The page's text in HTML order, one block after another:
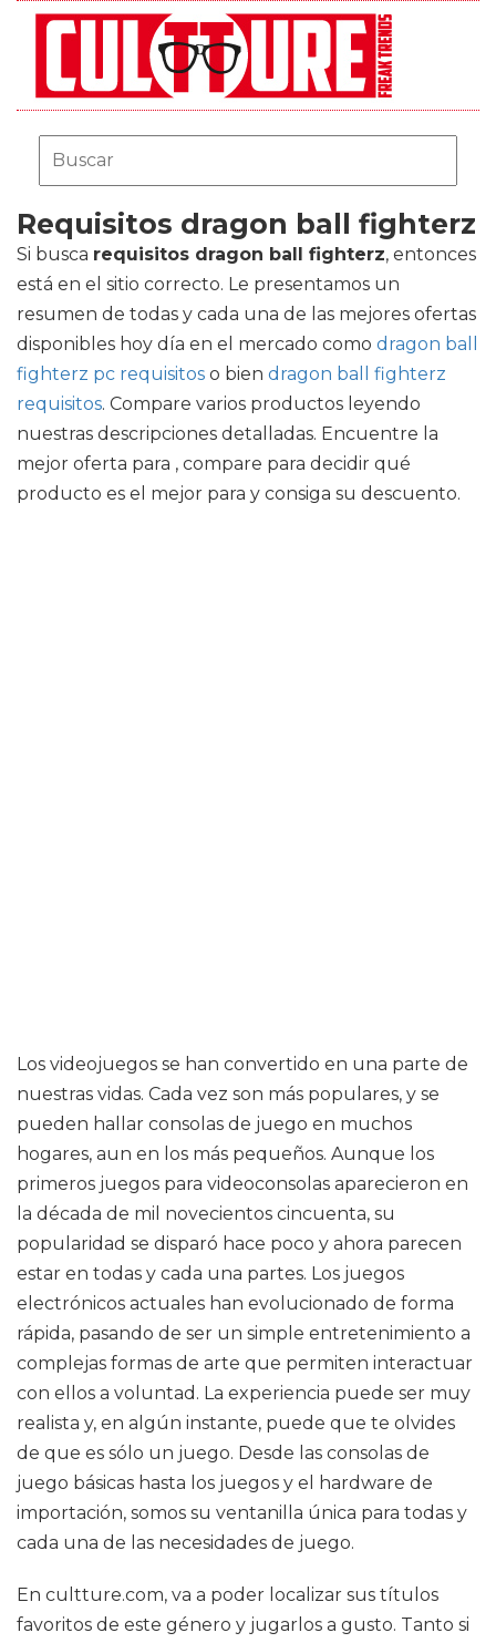
Requisitos dragon ball fighterz
Si busca requisitos dragon ball fighterz, entonces
está en el sitio correcto. Le presentamos un
resumen de todas y cada una de las mejores ofertas
disponibles hoy día en el mercado como dragon ball
fighterz pc requisitos o bien dragon ball fighterz
requisitos. Compare varios productos leyendo
nuestras descripciones detalladas. Encuentre la
mejor oferta para , compare para decidir qué
producto es el mejor para y consiga su descuento.
Los videojuegos se han convertido en una parte de
nuestras vidas. Cada vez son más populares, y se
pueden hallar consolas de juego en muchos
hogares, aun en los más pequeños. Aunque los
primeros juegos para videoconsolas aparecieron en
la década de mil novecientos cincuenta, su
popularidad se disparó hace poco y ahora parecen
estar en todas y cada una partes. Los juegos
electrónicos actuales han evolucionado de forma
rápida, pasando de ser un simple entretenimiento a
complejas formas de arte que permiten interactuar
con ellos a voluntad. La experiencia puede ser muy
realista y, en algún instante, puede que te olvides
de que es sólo un juego. Desde las consolas de
juego básicas hasta los juegos y el hardware de
importación, somos su ventanilla única para todas y
cada una de las necesidades de juego.
En cultture.com, va a poder localizar sus títulos
favoritos de este género y jugarlos a gusto. Tanto si